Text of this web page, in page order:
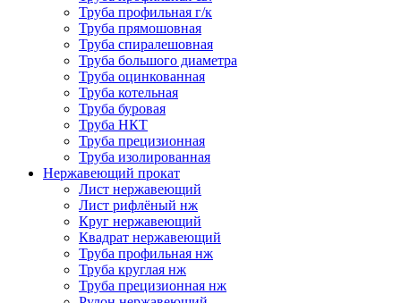
Труба профильная г/к
Труба прямошовная
Труба спиралешовная
Труба большого диаметра
Труба оцинкованная
Труба котельная
Труба буровая
Труба НКТ
Труба прецизионная
Труба изолированная
Нержавеющий прокат
Лист нержавеющий
Лист рифлёный нж
Круг нержавеющий
Квадрат нержавеющий
Труба профильная нж
Труба круглая нж
Труба прецизионная нж